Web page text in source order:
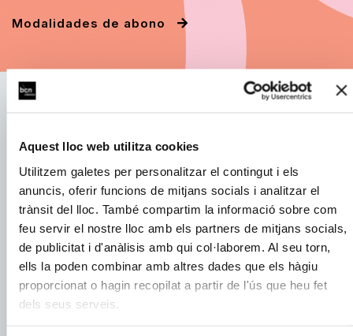
Aquest lloc web utilitza cookies
Utilitzem galetes per personalitzar el contingut i els
anuncis, oferir funcions de mitjans socials i analitzar el
trànsit del lloc. També compartim la informació sobre com
feu servir el nostre lloc amb els partners de mitjans socials,
de publicitat i d'anàlisis amb qui col·laborem. Al seu torn,
ells la poden combinar amb altres dades que els hàgiu
proporcionat o hagin recopilat a partir de l'ús que heu fet
dels seus serveis.
Modalidades de abono
Nombre:
He leído y acepto las condiciones de privacidad
Acepto recibir comunicaciones.